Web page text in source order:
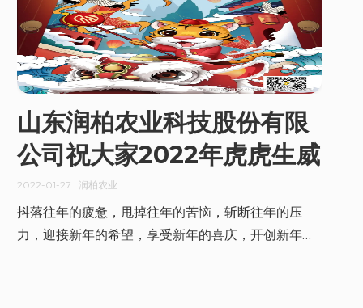
山东润柏农业科技股份有限
公司祝大家2022年虎虎生威
2022-01-27 | 润柏农业
抖落往年的疲惫，甩掉往年的苦恼，斩断往年的压
力，迎接新年的希望，享受新年的喜庆，开创新年的